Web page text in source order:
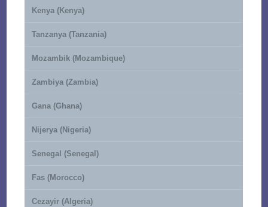
Kenya (Kenya)
Tanzanya (Tanzania)
Mozambik (Mozambique)
Zambiya (Zambia)
Gana (Ghana)
Nijerya (Nigeria)
Senegal (Senegal)
Fas (Morocco)
Cezayir (Algeria)